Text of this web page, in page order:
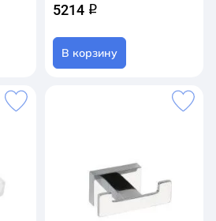
5214 q
В корзину